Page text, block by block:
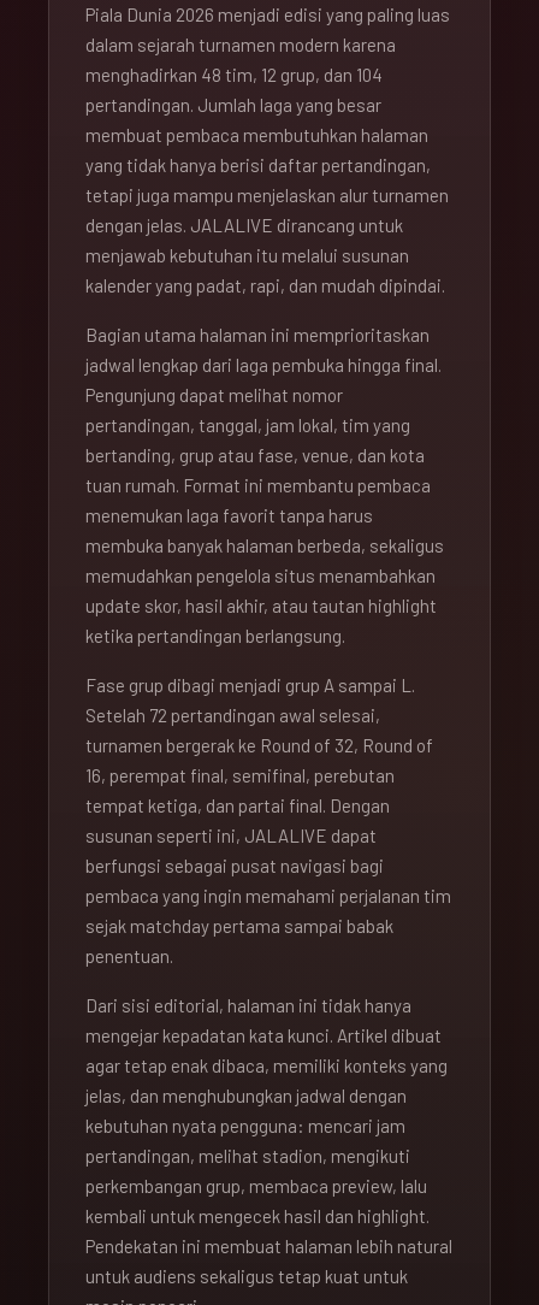
Piala Dunia 2026 menjadi edisi yang paling luas
dalam sejarah turnamen modern karena
menghadirkan 48 tim, 12 grup, dan 104
pertandingan. Jumlah laga yang besar
membuat pembaca membutuhkan halaman
yang tidak hanya berisi daftar pertandingan,
tetapi juga mampu menjelaskan alur turnamen
dengan jelas. JALALIVE dirancang untuk
menjawab kebutuhan itu melalui susunan
kalender yang padat, rapi, dan mudah dipindai.
Bagian utama halaman ini memprioritaskan
jadwal lengkap dari laga pembuka hingga final.
Pengunjung dapat melihat nomor
pertandingan, tanggal, jam lokal, tim yang
bertanding, grup atau fase, venue, dan kota
tuan rumah. Format ini membantu pembaca
menemukan laga favorit tanpa harus
membuka banyak halaman berbeda, sekaligus
memudahkan pengelola situs menambahkan
update skor, hasil akhir, atau tautan highlight
ketika pertandingan berlangsung.
Fase grup dibagi menjadi grup A sampai L.
Setelah 72 pertandingan awal selesai,
turnamen bergerak ke Round of 32, Round of
16, perempat final, semifinal, perebutan
tempat ketiga, dan partai final. Dengan
susunan seperti ini, JALALIVE dapat
berfungsi sebagai pusat navigasi bagi
pembaca yang ingin memahami perjalanan tim
sejak matchday pertama sampai babak
penentuan.
Dari sisi editorial, halaman ini tidak hanya
mengejar kepadatan kata kunci. Artikel dibuat
agar tetap enak dibaca, memiliki konteks yang
jelas, dan menghubungkan jadwal dengan
kebutuhan nyata pengguna: mencari jam
pertandingan, melihat stadion, mengikuti
perkembangan grup, membaca preview, lalu
kembali untuk mengecek hasil dan highlight.
Pendekatan ini membuat halaman lebih natural
untuk audiens sekaligus tetap kuat untuk